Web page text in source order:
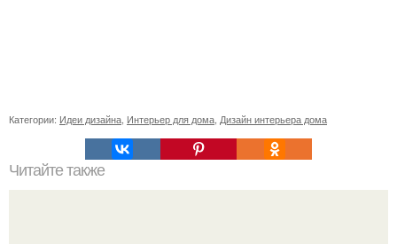
Категории: Идеи дизайна Интерьер для дома Дизайн интерьера дома
Читайте также